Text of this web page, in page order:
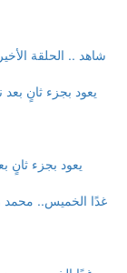
شاهد .. الحلقة